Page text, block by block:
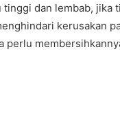
dan lembab, jika
kerusakan
perlu